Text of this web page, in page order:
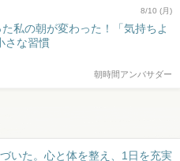
8/10 (月)
た私の朝が変わった！「気持ちよ
さな習慣
朝時間アンバサダー
いた。心と体を整え、1日を充実